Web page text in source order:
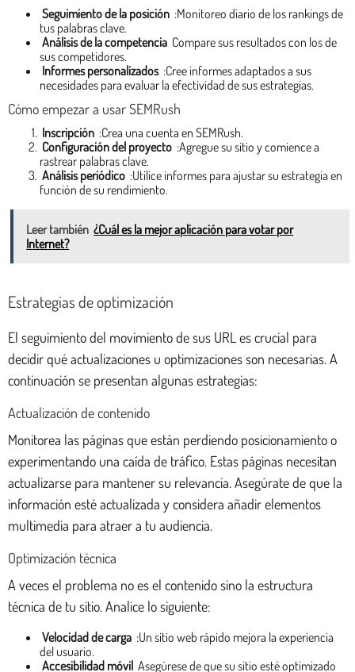
Seguimiento de la posición :Monitoreo diario de los rankings de
tus palabras clave.
Análisis de la competencia Compare sus resultados con los de
sus competidores.
Informes personalizados :Cree informes adaptados a sus
necesidades para evaluar la efectividad de sus estrategias.
Cómo empezar a usar SEMRush
Inscripción :Crea una cuenta en SEMRush.
Configuración del proyecto :Agregue su sitio y comience a
rastrear palabras clave.
Análisis periódico :Utilice informes para ajustar su estrategia en
función de su rendimiento.
Leer también ¿Cuál es la mejor aplicación para votar por
Internet?
Estrategias de optimización
El seguimiento del movimiento de sus URL es crucial para
decidir qué actualizaciones u optimizaciones son necesarias. A
continuación se presentan algunas estrategias:
Actualización de contenido
Monitorea las páginas que están perdiendo posicionamiento o
experimentando una caída de tráfico. Estas páginas necesitan
actualizarse para mantener su relevancia. Asegúrate de que la
información esté actualizada y considera añadir elementos
multimedia para atraer a tu audiencia.
Optimización técnica
A veces el problema no es el contenido sino la estructura
técnica de tu sitio. Analice lo siguiente:
Velocidad de carga :Un sitio web rápido mejora la experiencia
del usuario.
Accesibilidad móvil Asegúrese de que su sitio esté optimizado